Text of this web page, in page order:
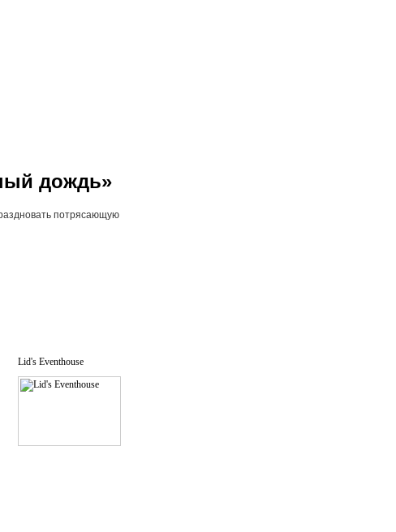
дождь»
потрясающую
Lid's Eventhouse